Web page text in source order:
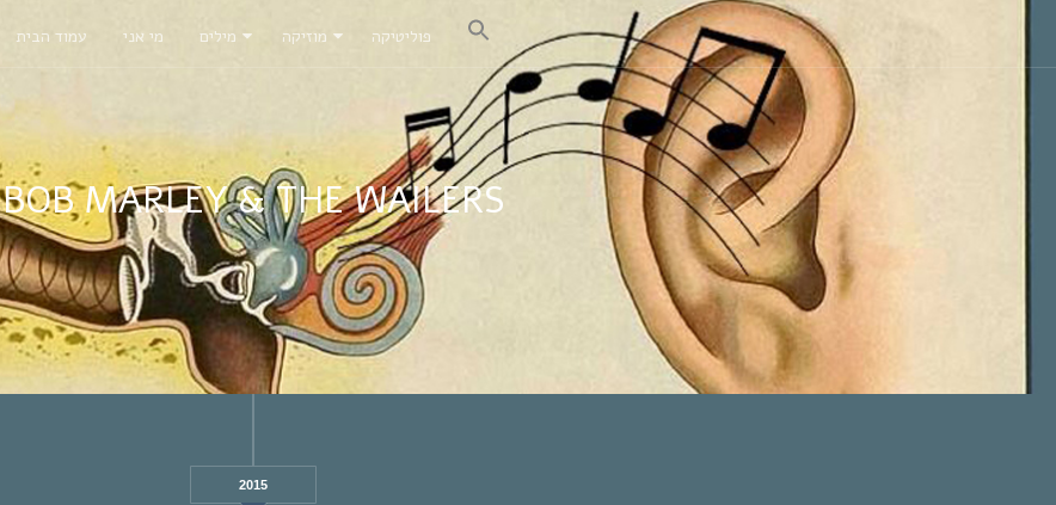
עמוד הבית מי אני מילים מוזיקה פוליטיקה
BOB MARLEY & THE WAILERS
2015